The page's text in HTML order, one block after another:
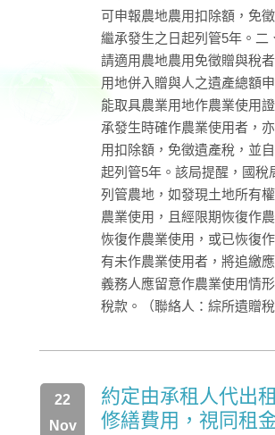
可申報農地農用扣除額，免
繼承發生之日起列管5年。二
請適用農地農用免徵贈與稅
用地併入贈與人之遺產總額
能取具農業用地作農業使用
承發生時確作農業使用者，
用扣除額，免徵遺產稅，並
起列管5年。該局提醒，國稅
列管農地，如發現土地所有
農業使用，且經限期恢復作
恢復作農業使用，或已恢復
有未作農業使用者，將追繳
義務人應留意作農業使用情
稅款。（聯絡人：綜所遺贈
22
Nov
約定由承租人代出
修繕費用，視同租